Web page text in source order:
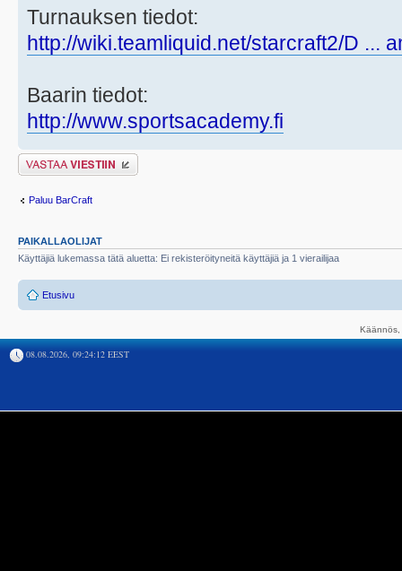
Turnauksen tiedot:
http://wiki.teamliquid.net/starcraft2/D ...
Baarin tiedot:
http://www.sportsacademy.fi
Lähetä vastaus
Paluu BarCraft
PAIKALLAOLIJAT
Käyttäjiä lukemassa tätä aluetta: Ei rekisteröityneitä käyttäjiä ja 1 vierailijaa
Etusivu
08.08.2026, 09:24:12 EEST